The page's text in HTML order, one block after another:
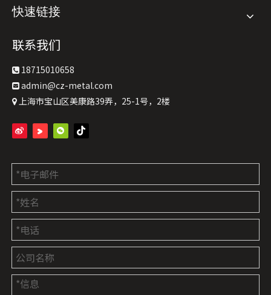
快速链接
联系我们
 18715010658
 admin@cz-metal.com
 上海市宝山区美康路39弄，25-1号，2楼